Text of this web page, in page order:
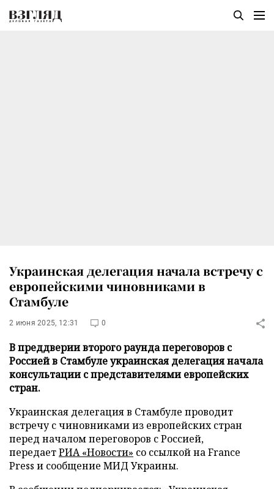
Украинская делегация начала встречу с
европейскими чиновниками в
Стамбуле
2 июня 2025, 12:31 0
В преддверии второго раунда переговоров с
Россией в Стамбуле украинская делегация начала
консультации с представителями европейских
стран.
Украинская делегация в Стамбуле проводит
встречу с чиновниками из европейских стран
перед началом переговоров с Россией,
передаетРИА «Новости» со ссылкой на France
Press и сообщение МИД Украины.